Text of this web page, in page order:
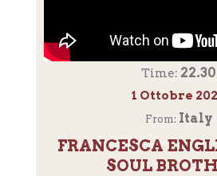
Time: 22.30
1 Ottobre
From: Italy
FRANCESCA
SOUL